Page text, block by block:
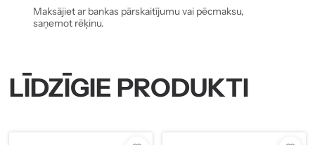
Maksājiet ar bankas pārskaitījumu vai pēcmaksu,
saņemot rēķinu.
LĪDZĪGIE PRODUKTI